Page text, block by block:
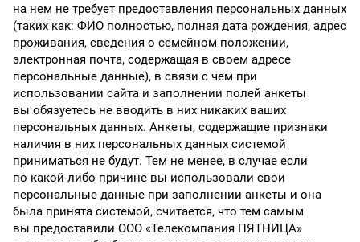
на нем не требует предоставления персональных данных
(таких как: ФИО полностью, полная дата рождения, адрес
проживания, сведения о семейном положении,
электронная почта, содержащая в своем адресе
персональные данные), в связи с чем при
использовании сайта и заполнении полей анкеты
вы обязуетесь не вводить в них никаких ваших
персональных данных. Анкеты, содержащие признаки
наличия в них персональных данных системой
приниматься не будут. Тем не менее, в случае если
по какой-либо причине вы использовали свои
персональные данные при заполнении анкеты и она
была принята системой, считается, что тем самым
вы предоставили ООО «Телекомпания ПЯТНИЦА»